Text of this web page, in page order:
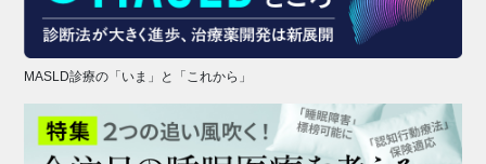
MASLD診療の「いま」と「これから」